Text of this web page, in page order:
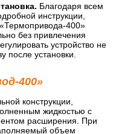
Благодаря всем
инструкции,
400»
без привлечения
устройство не
после установки.
400»
конструкции,
жидкостью с
расширения. При
объем